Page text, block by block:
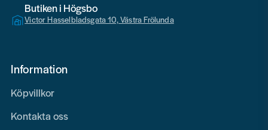
Butiken i Högsbo
Victor Hasselbladsgata 10, Västra Frölunda
Information
Köpvillkor
Kontakta oss